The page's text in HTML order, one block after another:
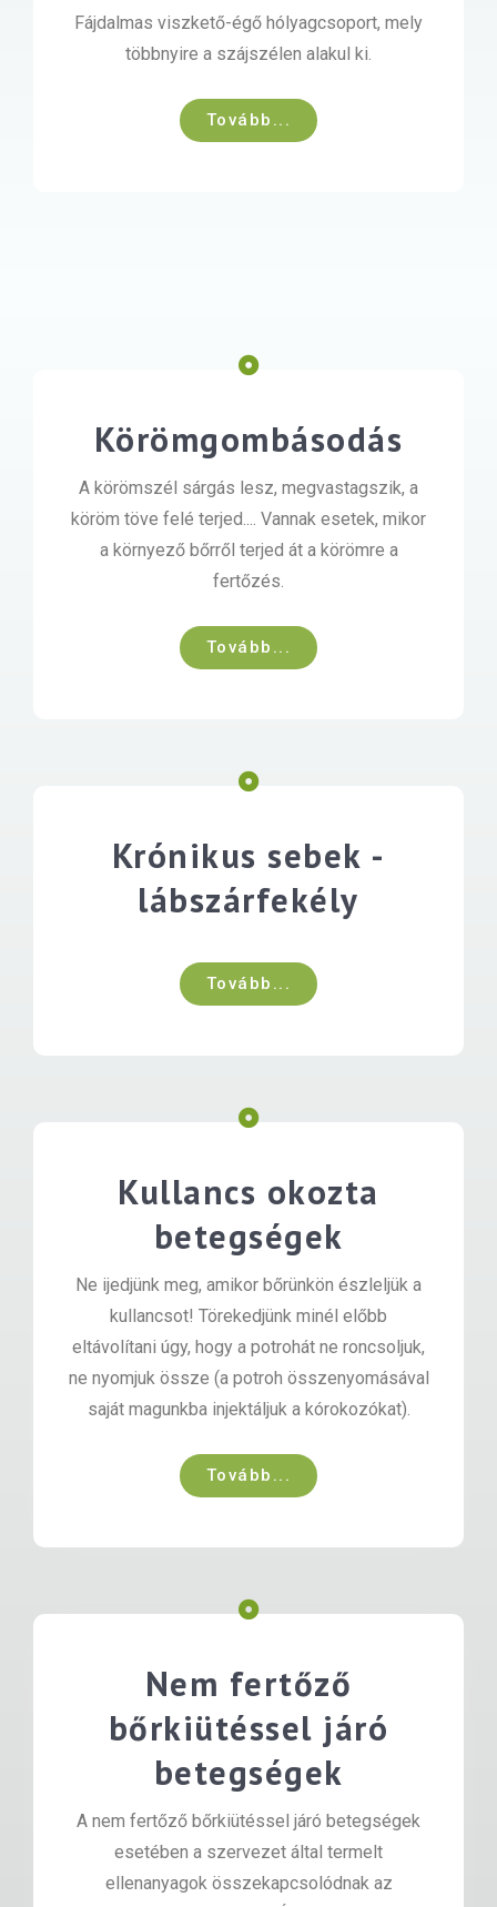
Fájdalmas viszkető-égő hólyagcsoport, mely
többnyire a szájszélen alakul ki.
Tovább...
Körömgombásodás
A körömszél sárgás lesz, megvastagszik, a
köröm töve felé terjed.... Vannak esetek, mikor
a környező bőrről terjed át a körömre a
fertőzés.
Tovább...
Krónikus sebek -
lábszárfekély
Tovább...
Kullancs okozta
betegségek
Ne ijedjünk meg, amikor bőrünkön észleljük a
kullancsot! Törekedjünk minél előbb
eltávolítani úgy, hogy a potrohát ne roncsoljuk,
ne nyomjuk össze (a potroh összenyomásával
saját magunkba injektáljuk a kórokozókat).
Tovább...
Nem fertőző
bőrkiütéssel járó
betegségek
A nem fertőző bőrkiütéssel járó betegségek
esetében a szervezet által termelt
ellenanyagok összekapcsolódnak az